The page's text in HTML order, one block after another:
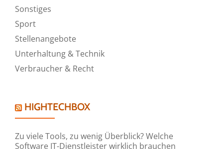
Sonstiges
Sport
Stellenangebote
Unterhaltung & Technik
Verbraucher & Recht
HIGHTECHBOX
Zu viele Tools, zu wenig Überblick? Welche
Software IT-Dienstleister wirklich brauchen